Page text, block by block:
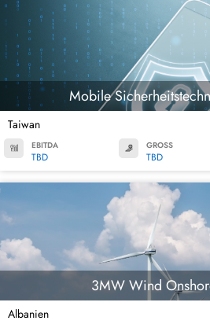
Mobile
Taiwan
EBITDA
TBD
GROSS
TBD
3MW Wind
Albanien